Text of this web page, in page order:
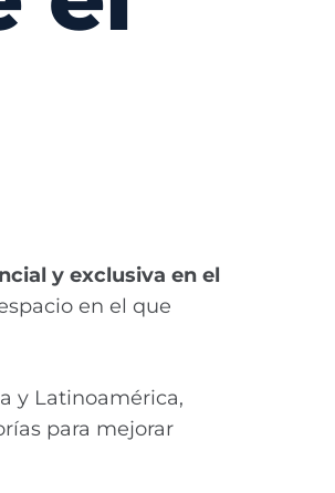
y exclusiva en el
en el que
y Latinoamérica,
para mejorar